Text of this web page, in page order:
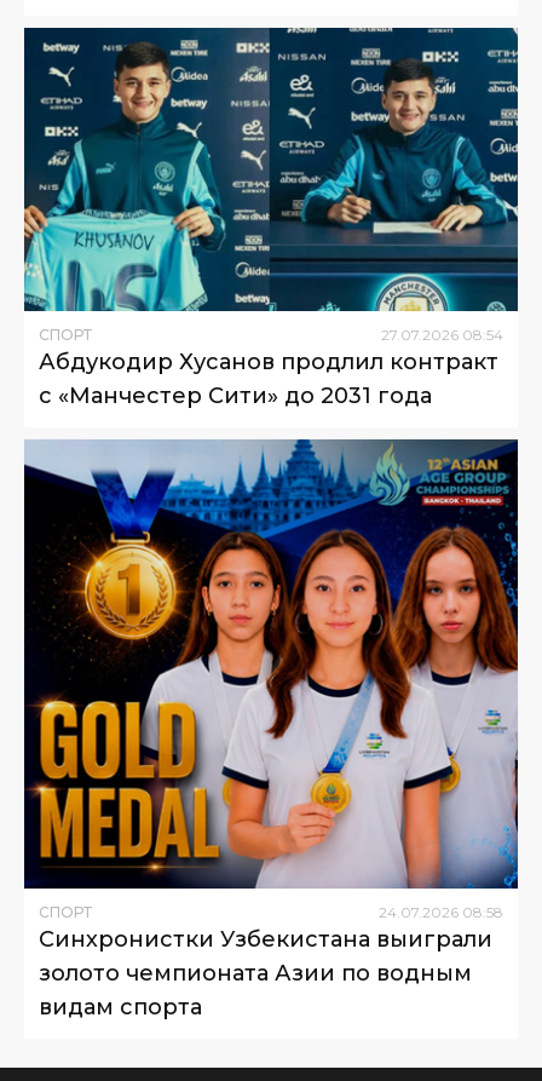
СПОРТ 27 07 2026 08:54
Абдукодир Хусанов продлил контракт
с «Манчестер Сити» до 2031 года
СПОРТ 24.07.2026 08:58
Синхронистки Узбекистана выиграли
золото чемпионата Азии по водным
видам спорта